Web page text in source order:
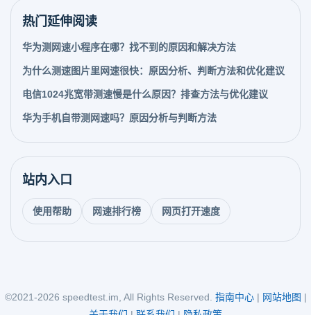
热门延伸阅读
华为测网速小程序在哪？找不到的原因和解决方法
为什么测速图片里网速很快：原因分析、判断方法和优化建议
电信1024兆宽带测速慢是什么原因？排查方法与优化建议
华为手机自带测网速吗？原因分析与判断方法
站内入口
使用帮助 网速排行榜 网页打开速度
©2021-2026 speedtest.im, All Rights Reserved. 指南中心| 网站地图 |